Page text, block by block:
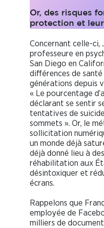
Or, des risques
protection et
Concernant celle-ci,
professeure en
San Diego en
différences de
générations depuis
« Le pourcentage
déclarant se sentir
tentatives de
sommets ». Or, le
sollicitation
un monde déjà
déjà donné lieu à
réhabilitation aux
désintoxiquer et
écrans.
Rappelons que
employée de
milliers de